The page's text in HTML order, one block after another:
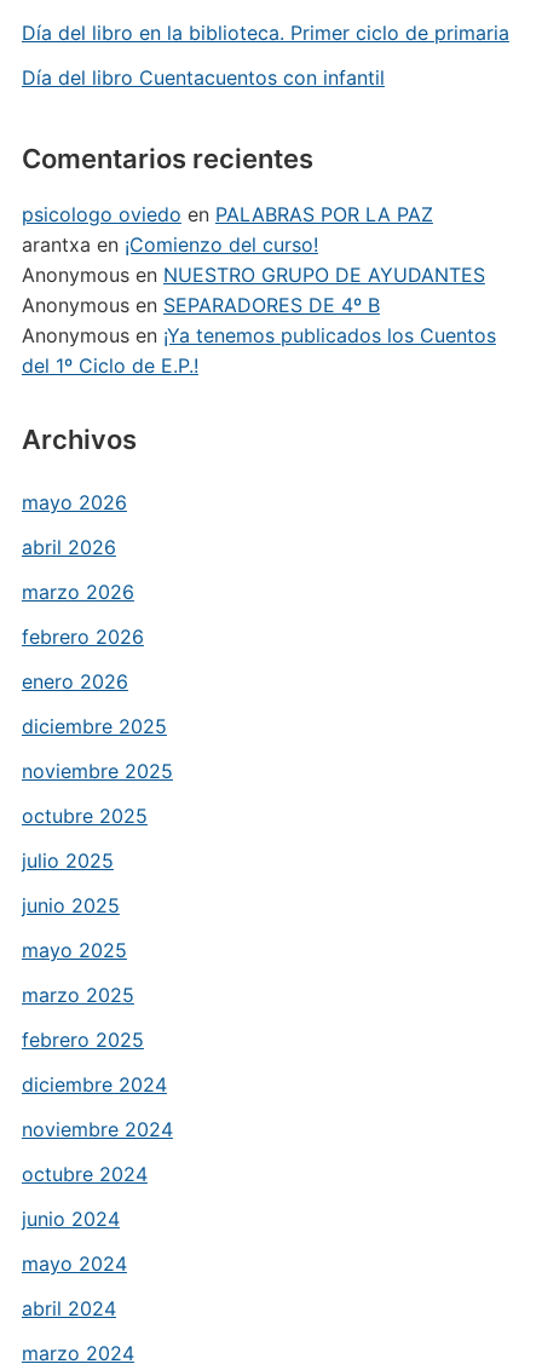
Día del libro en la biblioteca. Primer ciclo de primaria
Día del libro Cuentacuentos con infantil
Comentarios recientes
psicologo oviedo en PALABRAS POR LA PAZ
arantxa en ¡Comienzo del curso!
Anonymousen NUESTRO GRUPO DE AYUDANTES
Anonymousen SEPARADORES DE 4º B
Anonymousen ¡Ya tenemos publicados los Cuentos
del 1º Ciclo de E.P.!
Archivos
mayo 2026
abril 2026
marzo 2026
febrero 2026
enero 2026
diciembre 2025
noviembre 2025
octubre 2025
julio 2025
junio 2025
mayo 2025
marzo 2025
febrero 2025
diciembre 2024
noviembre 2024
octubre 2024
junio 2024
mayo 2024
abril 2024
marzo 2024